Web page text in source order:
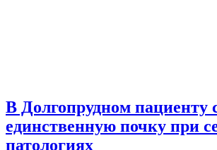
В Долгопрудном пациенту
единственную почку при
патологиях